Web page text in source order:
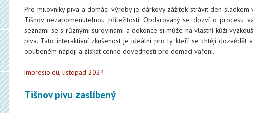
Pro milovníky piva a domácí výroby je dárkový zážitek strávit den sládkem
Tišnov nezapomenutelnou příležitostí. Obdarovaný se dozví o procesu
seznámí se s různými surovinami a dokonce si může na vlastní kůži
piva. Tato interaktivní zkušenost je ideální pro ty, kteří se chtějí dozvědět
oblíbeném nápoji a získat cenné dovednosti pro domácí vaření.
impresio.eu, listopad 2024
Tišnov pivu zaslíbený